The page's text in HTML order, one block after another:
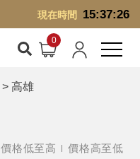
現在時間 15:37:27
> 高雄
價格低至高
價格高至低